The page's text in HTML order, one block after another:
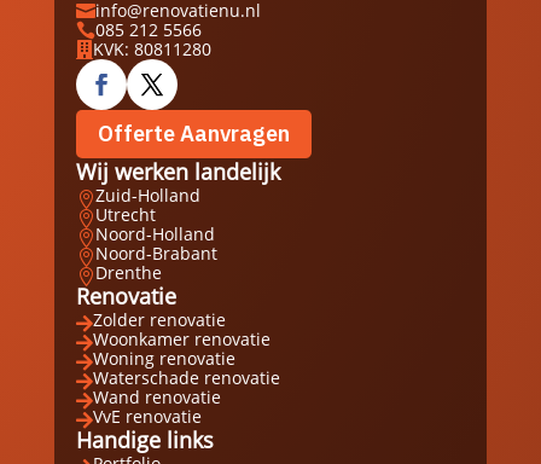
info@renovatienu.nl
085 212 5566
 KVK: 80811280
Offerte Aanvragen
Wij werken landelijk
Zuid-Holland
Utrecht
Noord-Holland
Noord-Brabant
Drenthe
Renovatie
Zolder renovatie
Woonkamer renovatie
Woning renovatie
Waterschade renovatie
Wand renovatie
VvE renovatie
Handige links